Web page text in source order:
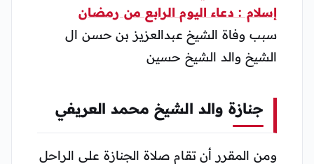
إسلام : دعاء اليوم الرابع من رمضان
سبب وفاة الشيخ عبدالعزيز بن حسن ال
الشيخ والد الشيخ حسين
جنازة والد الشيخ محمد العريفي
ومن المقرر أن تقام صلاة الجنازة على الراحل